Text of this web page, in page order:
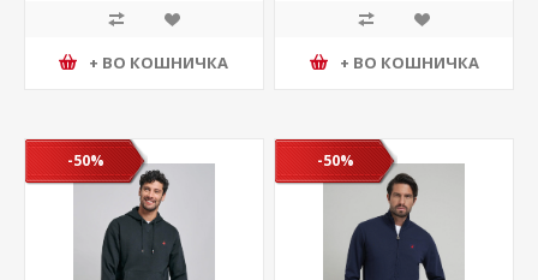
+ ВО КОШНИЧКА + ВО КОШНИЧКА
-50% -50%